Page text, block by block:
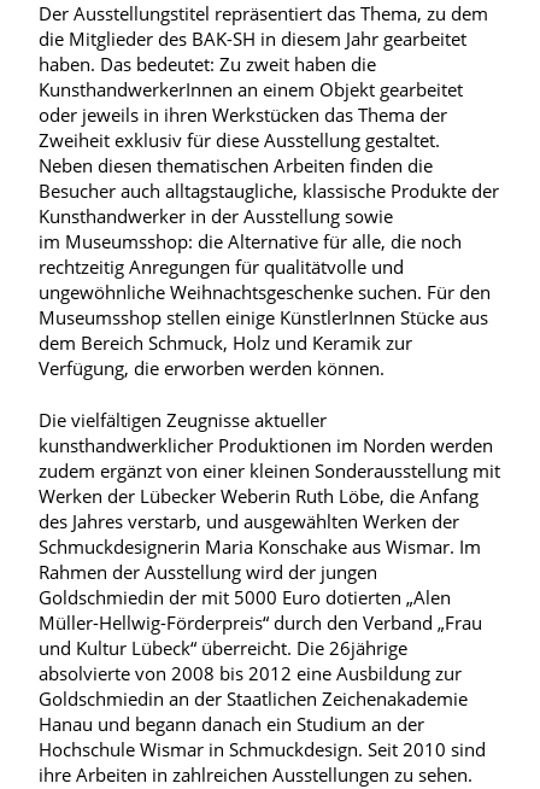
Der Ausstellungstitel repräsentiert das Thema, zu dem
die Mitglieder des BAK-SH in diesem Jahr gearbeitet
haben. Das bedeutet: Zu zweit haben die
KunsthandwerkerInnen an einem Objekt gearbeitet
oder jeweils in ihren Werkstücken das Thema der
Zweiheit exklusiv für diese Ausstellung gestaltet.
Neben diesen thematischen Arbeiten finden die
Besucher auch alltagstaugliche, klassische Produkte der
Kunsthandwerker in der Ausstellung sowie
im Museumsshop: die Alternative für alle, die noch
rechtzeitig Anregungen für qualitätvolle und
ungewöhnliche Weihnachtsgeschenke suchen. Für den
Museumsshop stellen einige KünstlerInnen Stücke aus
dem Bereich Schmuck, Holz und Keramik zur
Verfügung, die erworben werden können.
Die vielfältigen Zeugnisse aktueller
kunsthandwerklicher Produktionen im Norden werden
zudem ergänzt von einer kleinen Sonderausstellung mit
Werken der Lübecker Weberin Ruth Löbe, die Anfang
des Jahres verstarb, und ausgewählten Werken der
Schmuckdesignerin Maria Konschake aus Wismar. Im
Rahmen der Ausstellung wird der jungen
Goldschmiedin der mit 5000 Euro dotierten „Alen
Müller-Hellwig-Förderpreis“ durch den Verband „Frau
und Kultur Lübeck“ überreicht. Die 26jährige
absolvierte von 2008 bis 2012 eine Ausbildung zur
Goldschmiedin an der Staatlichen Zeichenakademie
Hanau und begann danach ein Studium an der
Hochschule Wismar in Schmuckdesign. Seit 2010 sind
ihre Arbeiten in zahlreichen Ausstellungen zu sehen.